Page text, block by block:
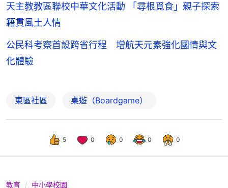
天主教教區聯校中華文化活動 「尋根覓食」親子探索
籍貫風土人情
公民科考察首設跨省行程 增航天元素強化國情與文
化體驗
東區社區 桌遊（Boardgame）
5 0 0 0 0
教育 中小學校園